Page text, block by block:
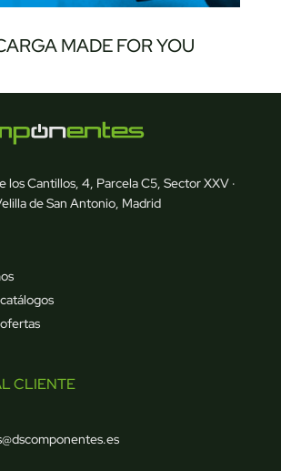
MADE FOR YOU
los Cantillos, 4, Parcela C5, Sector XXV ·
de San Antonio, Madrid
CLIENTE